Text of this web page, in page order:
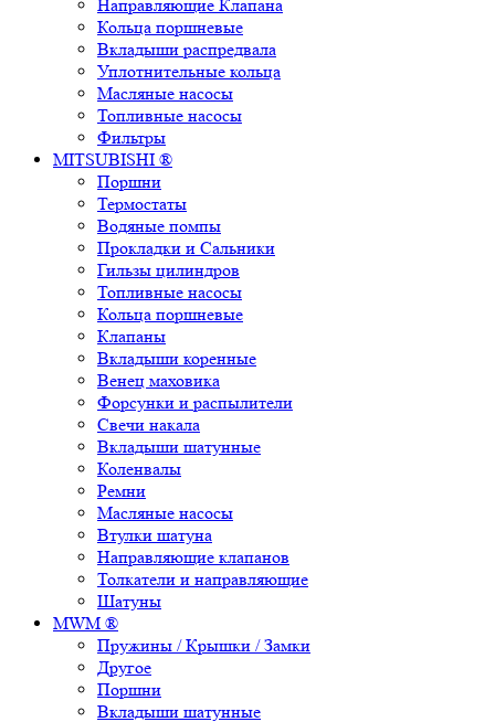
Направляющие Клапана
Кольца поршневые
Вкладыши распредвала
Уплотнительные кольца
Масляные насосы
Топливные насосы
Фильтры
MITSUBISHI ®
Поршни
Термостаты
Водяные помпы
Прокладки и Сальники
Гильзы цилиндров
Топливные насосы
Кольца поршневые
Клапаны
Вкладыши коренные
Венец маховика
Форсунки и распылители
Свечи накала
Вкладыши шатунные
Коленвалы
Ремни
Масляные насосы
Втулки шатуна
Направляющие клапанов
Толкатели и направляющие
Шатуны
MWM ®
Пружины / Крышки / Замки
Другое
Поршни
Вкладыши шатунные